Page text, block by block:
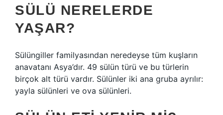
SÜLÜ NERELERDE
YAŞAR?
Sülüngiller familyasından neredeyse tüm kuşların
anavatanı Asya’dır. 49 sülün türü ve bu türlerin
birçok alt türü vardır. Sülünler iki ana gruba ayrılır:
yayla sülünleri ve ova sülünleri.